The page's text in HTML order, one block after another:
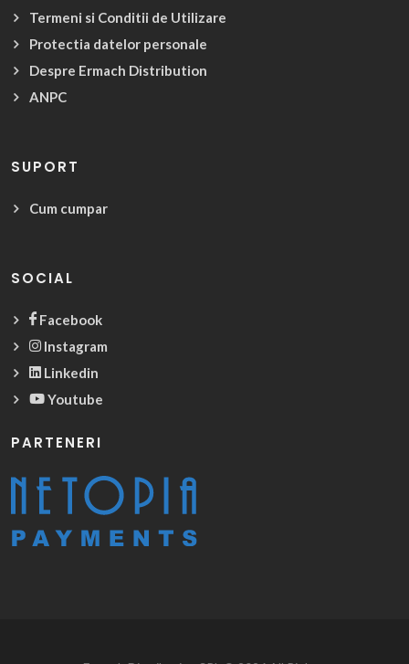
Termeni si Conditii de Utilizare
Protectia datelor personale
Despre Ermach Distribution
ANPC
SUPORT
Cum cumpar
SOCIAL
Facebook
Instagram
Linkedin
Youtube
PARTENERI